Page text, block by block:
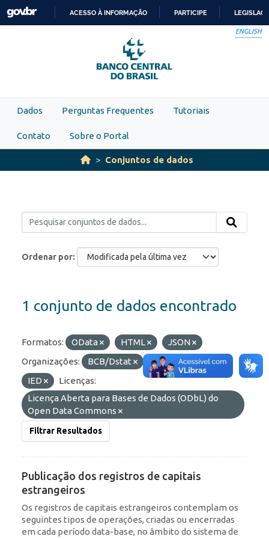
Skip to main content
PARA
O
CONTEÚDO
ACESSO À INFORMAÇÃO PARTICIPE
ENGLISH
Dados Perguntas Frequentes Tutoriais
Contato Sobre o Portal
Conjuntos de dados
Ordenar por
1 conjunto de dados encontrado
Formatos: OData HTML
JSON
Organizações:
BCB/Dstat Etiquetas:
RDE
IED
Licenças:
Licença Aberta para Bases de Dados (ODbL) do
Open Data Commons
Filtrar Resultados
Publicação dos registros de capitais
estrangeiros
Os registros de capitais estrangeiros contemplam os
seguintes tipos de operações, criadas ou encerradas
em cada período data-base, no âmbito do sistema de